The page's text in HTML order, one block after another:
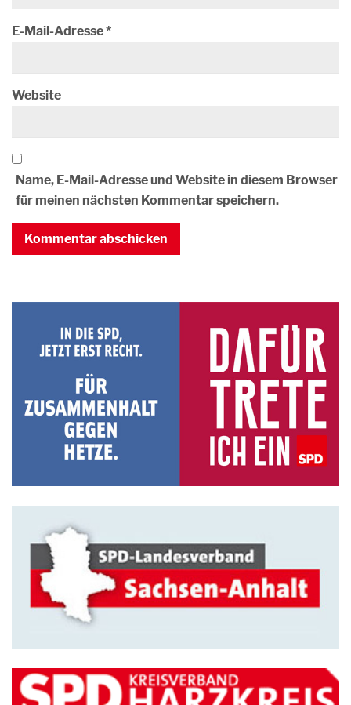
E-Mail-Adresse*
Website
Name, E-Mail-Adresse und Website in diesem Browser
für meinen nächsten Kommentar speichern.